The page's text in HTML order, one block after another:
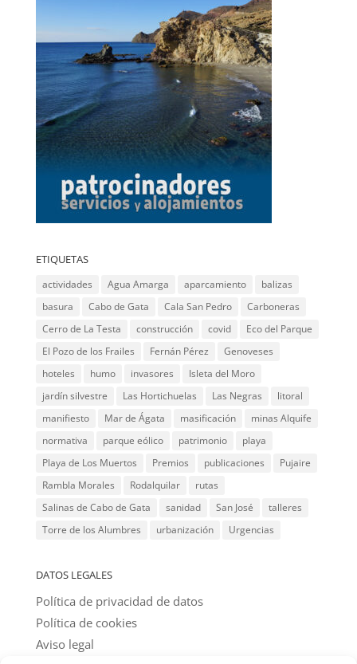
ETIQUETAS
actividades Agua Amarga aparcamiento
balizas
basura
Cabo de Gata Cala San Pedro
Carboneras
Cerro de La Testa
construcción covid
Eco del Parque
El Pozo de los Frailes
Fernán Pérez
Genoveses
hoteles
humo invasores
Isleta del Moro
jardín silvestre
Las Hortichuelas Las Negras
litoral
manifiesto
Mar de Ágata masificación
minas Alquife
normativa
parque eólico patrimonio
playa
Playa de Los Muertos
Premios publicaciones
Pujaire
Rambla Morales
Rodalquilar
rutas
Salinas de Cabo de Gata
sanidad San José
talleres
Torre de los Alumbres
urbanización Urgencias
DATOS LEGALES
Política de privacidad de datos
Política de cookies
Aviso legal